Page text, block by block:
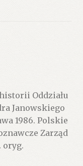
Oddziału
Janowskiego
1986. Polskie
Zarząd
oryg.